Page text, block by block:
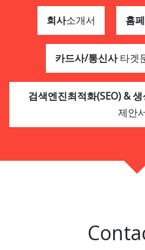
회사소개서 홈
카드사/통신사타겟
검색엔진최적화(SEO) &
제안